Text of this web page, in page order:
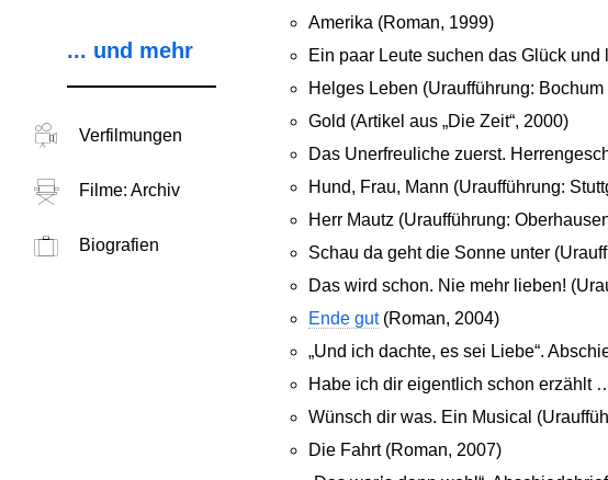
... und mehr
Verfilmungen
Filme: Archiv
Biografien
Amerika (Roman, 1999)
Ein paar Leute suchen das Glück
Helges Leben (Uraufführung: Bochum
Gold (Artikel aus „Die Zeit“, 2000)
Das Unerfreuliche zuerst.
Hund, Frau, Mann (Uraufführung:
Herr Mautz (Uraufführung:
Schau da geht die Sonne unter
Das wird schon. Nie mehr lieben!
Ende gut(Roman, 2004)
„Und ich dachte, es sei Liebe“.
Habe ich dir eigentlich schon erzählt
Wünsch dir was. Ein Musical
Die Fahrt (Roman, 2007)